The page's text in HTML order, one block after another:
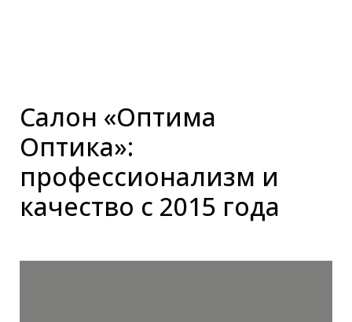
Салон «Оптима
Оптика»:
профессионализм и
качество с 2015 года